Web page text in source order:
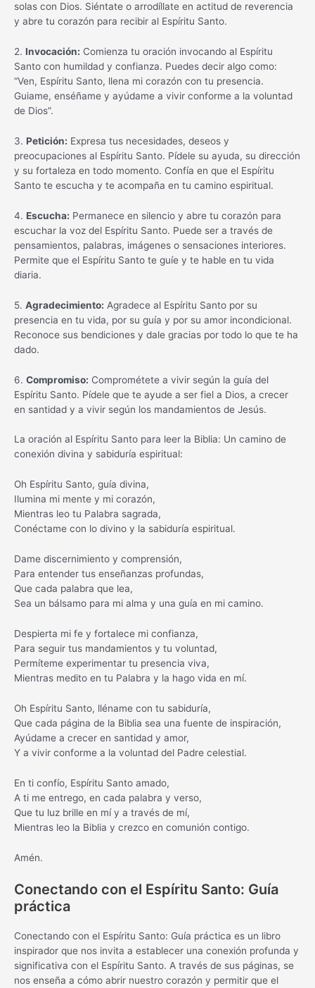
solas con Dios. Siéntate o arrodíllate en actitud de reverencia
y abre tu corazón para recibir al Espíritu Santo.
2. Invocación: Comienza tu oración invocando al Espíritu
Santo con humildad y confianza. Puedes decir algo como:
“Ven, Espíritu Santo, llena mi corazón con tu presencia.
Guiame, enséñame y ayúdame a vivir conforme a la voluntad
de Dios”.
3. Petición: Expresa tus necesidades, deseos y
preocupaciones al Espíritu Santo. Pídele su ayuda, su dirección
y su fortaleza en todo momento. Confía en que el Espíritu
Santo te escucha y te acompaña en tu camino espiritual.
4. Escucha: Permanece en silencio y abre tu corazón para
escuchar la voz del Espíritu Santo. Puede ser a través de
pensamientos, palabras, imágenes o sensaciones interiores.
Permite que el Espíritu Santo te guíe y te hable en tu vida
diaria.
5. Agradecimiento: Agradece al Espíritu Santo por su
presencia en tu vida, por su guía y por su amor incondicional.
Reconoce sus bendiciones y dale gracias por todo lo que te ha
dado.
6. Compromiso: Comprométete a vivir según la guía del
Espíritu Santo. Pídele que te ayude a ser fiel a Dios, a crecer
en santidad y a vivir según los mandamientos de Jesús.
La oración al Espíritu Santo para leer la Biblia: Un camino de
conexión divina y sabiduría espiritual:
Oh Espíritu Santo, guía divina,
Ilumina mi mente y mi corazón,
Mientras leo tu Palabra sagrada,
Conéctame con lo divino y la sabiduría espiritual.
Dame discernimiento y comprensión,
Para entender tus enseñanzas profundas,
Que cada palabra que lea,
Sea un bálsamo para mi alma y una guía en mi camino.
Despierta mi fe y fortalece mi confianza,
Para seguir tus mandamientos y tu voluntad,
Permíteme experimentar tu presencia viva,
Mientras medito en tu Palabra y la hago vida en mí.
Oh Espíritu Santo, lléname con tu sabiduría,
Que cada página de la Biblia sea una fuente de inspiración,
Ayúdame a crecer en santidad y amor,
Y a vivir conforme a la voluntad del Padre celestial.
En ti confío, Espíritu Santo amado,
A ti me entrego, en cada palabra y verso,
Que tu luz brille en mí y a través de mí,
Mientras leo la Biblia y crezco en comunión contigo.
Amén.
Conectando con el Espíritu Santo: Guía
práctica
Conectando con el Espíritu Santo: Guía práctica es un libro
inspirador que nos invita a establecer una conexión profunda y
significativa con el Espíritu Santo. A través de sus páginas, se
nos enseña a cómo abrir nuestro corazón y permitir que el